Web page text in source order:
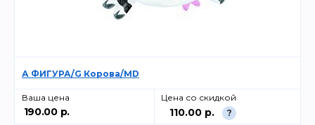
А ФИГУРА/G Корова/MD
Ваша цена
190.00 р.
Цена со скидкой
110.00 р. ?